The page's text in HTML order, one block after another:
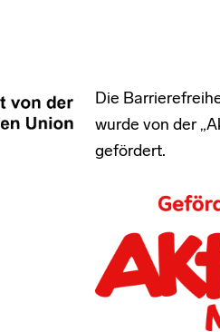
Die
wurde von der
gefördert.